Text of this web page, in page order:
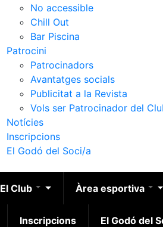
No accessible
Chill Out
Bar Piscina
Patrocini
Patrocinadors
Avantatges socials
Publicitat a la Revista
Vols ser Patrocinador del
Notícies
Inscripcions
El Godó del Soci/a
El Club Àrea esportiva
Inscripcions El Godó del